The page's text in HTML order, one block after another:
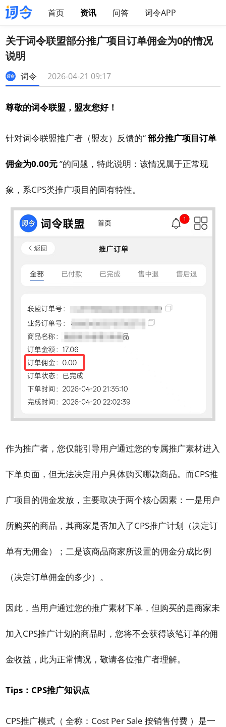
首页 资讯 问答 词令APP
关于词令联盟部分推广项目订单佣金为0的情况
说明
词令 2026-04-21 09:17
尊敬的词令联盟，盟友您好！
针对词令联盟推广者（盟友）反馈的“部分推广项目订单
佣金为0.00元”的问题，特此说明：该情况属于正常现
象，系CPS类推广项目的固有特性。
作为推广者，您仅能引导用户通过您的专属推广素材进入
下单页面，但无法决定用户具体购买哪款商品。而CPS推
广项目的佣金发放，主要取决于两个核心因素：一是用户
所购买的商品，其商家是否加入了CPS推广计划（决定订
单有无佣金）；二是该商品商家所设置的佣金分成比例
（决定订单佣金的多少）。
因此，当用户通过您的推广素材下单，但购买的是商家未
加入CPS推广计划的商品时，您将不会获得该笔订单的佣
金收益，此为正常情况，敬请各位推广者理解。
Tips：CPS推广知识点
CPS推广模式（ 全称：Cost Per Sale 按销售付费 ）是一